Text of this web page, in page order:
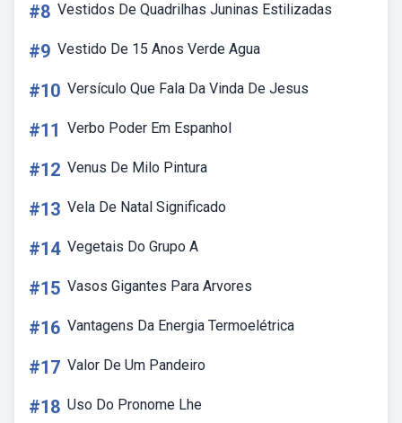
#8 Vestidos De Quadrilhas Juninas Estilizadas
#9 Vestido De 15 Anos Verde Agua
#10 Versículo Que Fala Da Vinda De Jesus
#11 Verbo Poder Em Espanhol
#12 Venus De Milo Pintura
#13 Vela De Natal Significado
#14 Vegetais Do Grupo A
#15 Vasos Gigantes Para Arvores
#16 Vantagens Da Energia Termoelétrica
#17 Valor De Um Pandeiro
#18 Uso Do Pronome Lhe